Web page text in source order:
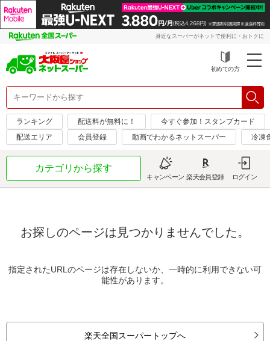
身近なスーパーがネットで便利に・おトクに
初めての方
ランキング 配送料が無料に！
今すぐ参加！スタンプカード
配送エリア
会員登録 動画でわかるネットスーパー 冷凍
カテゴリから探す
キャンペーン 楽天会員登録 ログイン
お探しのページは見つかりませんでした。
指定されたURLのページは存在しないか、一時的に利用できない可
能性があります。
楽天全国スーパートップへ